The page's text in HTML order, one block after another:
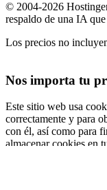
© 2004-2026
respaldo de una IA
Los precios no
Nos importa tu
Este sitio web usa
correctamente y para
con él, así como para
almacenar cookies en